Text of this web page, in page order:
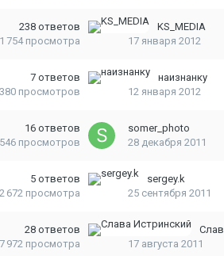
238 ответов
754 просмотра
KS_MEDIA
17 января 2012
7 ответов
просмотров
наизнанку
12 января 2012
16 ответов
просмотров
somer_photo
28 декабря 2011
5 ответов
2 672 просмотра
sergey.k
25 сентября 2011
28 ответов
7 972 просмотра
17 августа 2011